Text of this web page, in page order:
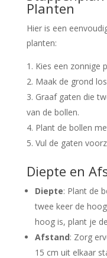
Planten
Hier is een
planten:
Kies een zonnige
Maak de grond
Graaf gaten die
van de bollen.
Plant de bollen
Vul de gaten
Diepte en
Diepte: Plant de
twee keer de
hoog is, plant je
Afstand: Zorg
15 cm uit elkaar